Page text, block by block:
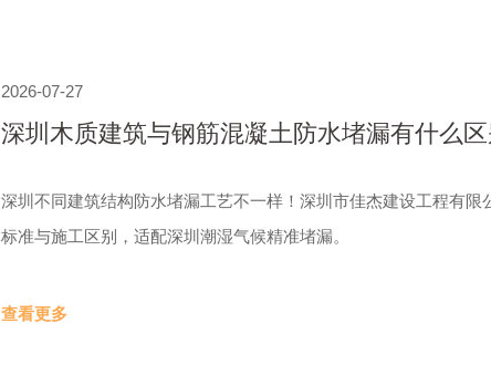
2026-07-27
深圳木质建筑与钢筋混凝土防水堵漏有什么
深圳不同建筑结构防水堵漏工艺不一样！深圳市佳杰建设工程有
标准与施工区别，适配深圳潮湿气候精准堵漏。
查看更多